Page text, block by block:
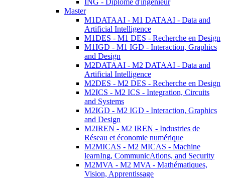
ING - Diplôme d'ingénieur
Master
M1DATAAI - M1 DATAAI - Data and
Artificial Intelligence
M1DES - M1 DES - Recherche en Design
M1IGD - M1 IGD - Interaction, Graphics
and Design
M2DATAAI - M2 DATAAI - Data and
Artificial Intelligence
M2DES - M2 DES - Recherche en Design
M2ICS - M2 ICS - Integration, Circuits
and Systems
M2IGD - M2 IGD - Interaction, Graphics
and Design
M2IREN - M2 IREN - Industries de
Réseau et économie numérique
M2MICAS - M2 MICAS - Machine
learnIng, CommunicAtions, and Security
M2MVA - M2 MVA - Mathématiques,
Vision, Apprentissage